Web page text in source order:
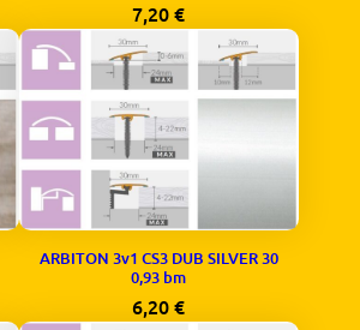
7,20€
ARBITON 3v1 CS3 DUB SILVER 30
0,93 bm
6,20€